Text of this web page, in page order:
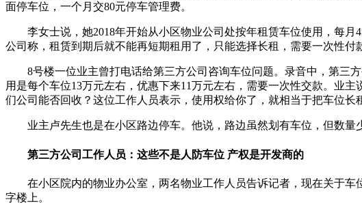
面停车位，一个月交80元停车管理费。
李女士说，她2018年开始从小区物业公司处按年租赁车位使用，每
公司称，租赁到期后就不能再短期租用了，只能选择长租，需要一次性
8号楼一位业主曾打电话给第三方公司咨询车位问题。录音中，第三
用是每个车位13万元左右，优惠下来11万元左右，需要一次性交款。业
们公司能否回收？这位工作人员表示，使用权给你了，就相当于把车位
业主卢先生也是在小区路边停车。他说，路边虽然划有车位，但数量
第三方公司工作人员：这些不是人防车位 产权是开发商的
在小区院内的物业办公室，两名物业工作人员告诉记者，现在关于
字楼上。